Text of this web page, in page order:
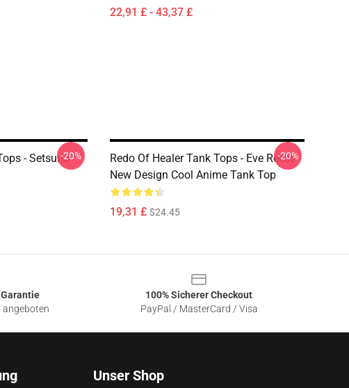
22,91 £ - 43,37 £
- Setsuna-20%
Redo Of Healer Tank Tops - Eve Reese
New Design Cool Anime Tank Top
19,31 £ $24.45
-20%
angeboten
100% Sicherer Checkout
PayPal / MasterCard / Visa
Unser Shop